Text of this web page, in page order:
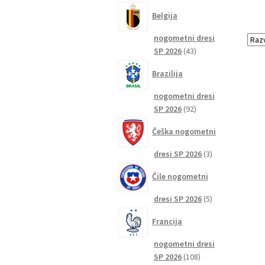
Belgija
nogometni dresi
SP 2026 4343
Brazilija
nogometni dresi
SP 2026 9292
Češka nogometni
dresi SP 2026 33
Čile nogometni
dresi SP 2026 55
Francija
nogometni dresi
SP 2026 108108